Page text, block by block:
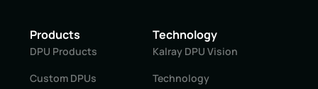
Products
DPU Products
Custom DPUs
Technology
Kalray DPU Vision
Technology